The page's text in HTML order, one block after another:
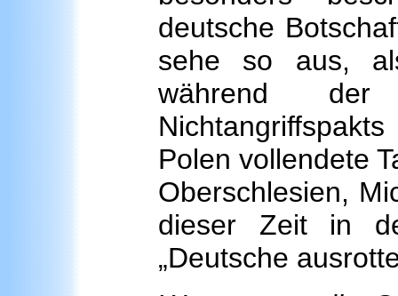
deutsche
sehe so aus,
während der
Polen vollendete
Oberschlesien,
dieser Zeit in
„Deutsche